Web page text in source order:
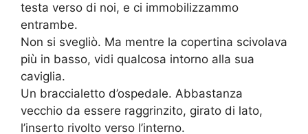
testa verso di noi, e ci immobilizzammo
entrambe.
Non si svegliò. Ma mentre la copertina scivolava
più in basso, vidi qualcosa intorno alla sua
caviglia.
Un braccialetto d’ospedale. Abbastanza
vecchio da essere raggrinzito, girato di lato,
l’inserto rivolto verso l’interno.